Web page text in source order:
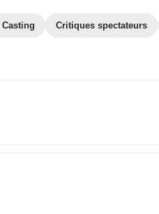
Casting Critiques spectateurs